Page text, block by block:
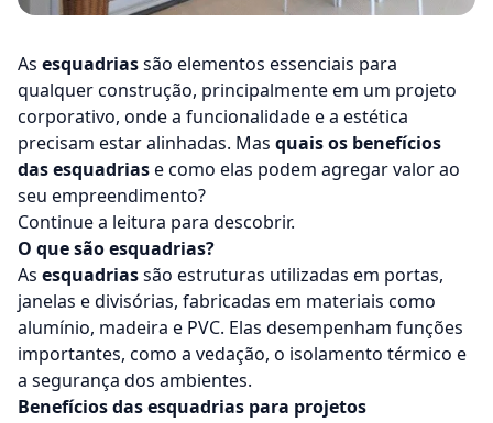
As esquadriassão elementos essenciais para
qualquer construção, principalmente em um projeto
corporativo, onde a funcionalidade e a estética
precisam estar alinhadas. Mas quais os benefícios
das esquadriase como elas podem agregar valor ao
seu empreendimento?
Continue a leitura para descobrir.
O que são esquadrias?
As esquadriassão estruturas utilizadas em portas,
janelas e divisórias, fabricadas em materiais como
alumínio, madeira e PVC. Elas desempenham funções
importantes, como a vedação, o isolamento térmico e
a segurança dos ambientes.
Benefícios das esquadrias para projetos